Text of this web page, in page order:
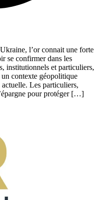
l’or connait une forte
se confirmer dans les
institutionnels et particuliers,
contexte géopolitique
Les particuliers,
pour protéger […]